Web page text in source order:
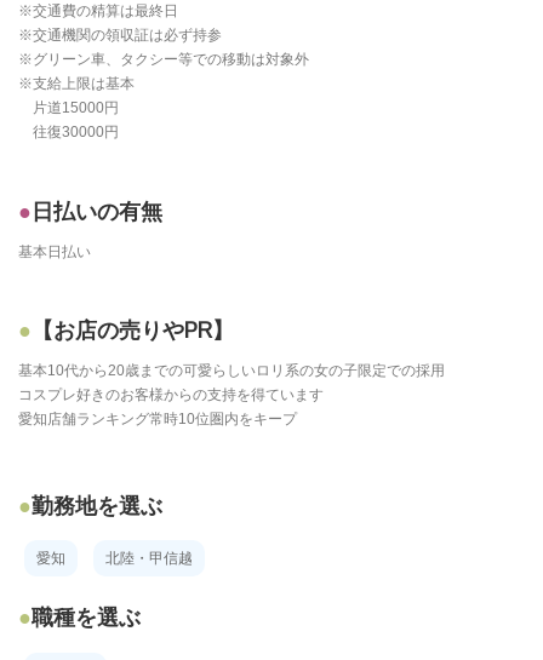
※交通費の精算は最終日
※交通機関の領収証は必ず持参
※グリーン車、タクシー等での移動は対象外
※支給上限は基本
片道15000円
往復30000円
日払いの有無
基本日払い
【お店の売りやPR】
基本10代から20歳までの可愛らしいロリ系の女の子限定での採用
コスプレ好きのお客様からの支持を得ています
愛知店舗ランキング常時10位圏内をキープ
勤務地を選ぶ
愛知 北陸・甲信越
職種を選ぶ